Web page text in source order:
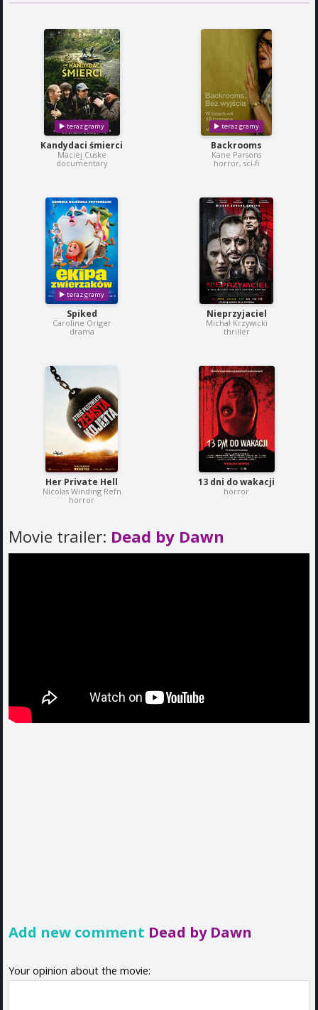
Kandydaci śmierci
Maciej Cuske
documentary
Backrooms
Kane Parsons
horror, sci-fi
Spiked
Caroline Origer
drama
Nieprzyjaciel
Michał Krzywicki
thriller
Her Private Hell
Nicolas Winding Refn
horror
13 dni do wakacji
horror
Movie trailer: Dead by Dawn
Add new comment Dead by Dawn
Your opinion about the movie: